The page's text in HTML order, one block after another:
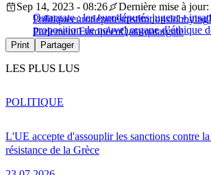
Qatargate : les eurodéputés jugent «
proposition de nouvel organe d’éthique
Sep 14, 2023 - 08:26
Dernière mise à
Politiqueeurodéputésinstitutionslobbying
Parlement EuropéenQatarqatargate
Print Partager
LES PLUS LUS
L'UE accepte d'assouplir les sanctions contre
résistance de la Grèce
POLITIQUE